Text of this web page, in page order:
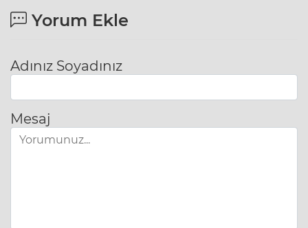
Yorum Ekle
Adınız Soyadınız
Mesaj